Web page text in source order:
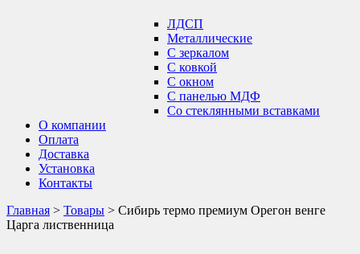
ЛДСП
Металлические
С зеркалом
С ковкой
С окном
С панелью МДФ
Со стеклянными вставками
О компании
Оплата
Доставка
Установка
Контакты
Главная > Товары > Сибирь термо премиум Орегон венге
Царга лиственница